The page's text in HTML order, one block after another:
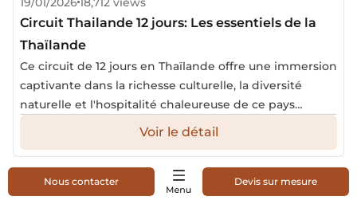
Circuit Thailande 12 jours: Les essentiels de la
Thaïlande
Ce circuit de 12 jours en Thaïlande offre une immersion
captivante dans la richesse culturelle, la diversité
naturelle et l'hospitalité chaleureuse de ce pays
Voir le détail
Nous contacter Devis sur mesure